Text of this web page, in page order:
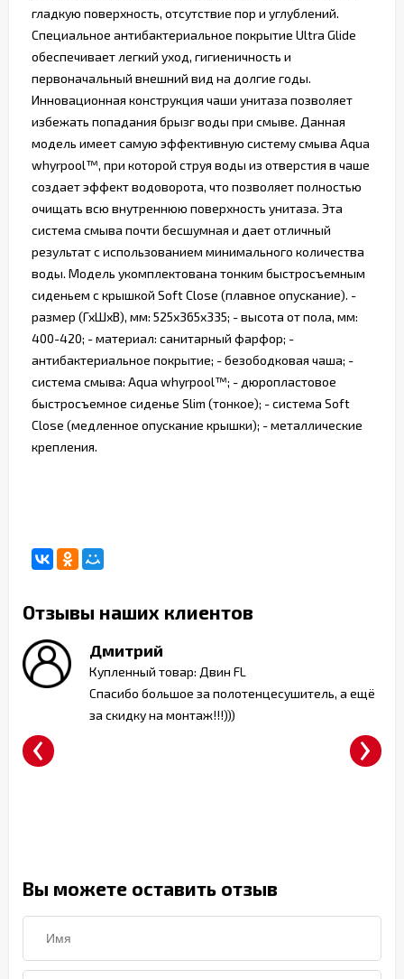
гладкую поверхность, отсутствие пор и углублений.
Специальное антибактериальное покрытие Ultra Glide
обеспечивает легкий уход, гигиеничность и
первоначальный внешний вид на долгие годы.
Инновационная конструкция чаши унитаза позволяет
избежать попадания брызг воды при смыве. Данная
модель имеет самую эффективную систему смыва Aqua
whyrpool™, при которой струя воды из отверстия в чаше
создает эффект водоворота, что позволяет полностью
очищать всю внутреннюю поверхность унитаза. Эта
система смыва почти бесшумная и дает отличный
результат с использованием минимального количества
воды. Модель укомплектована тонким быстросъемным
сиденьем с крышкой Soft Close (плавное опускание). -
размер (ГхШхВ), мм: 525х365х335; - высота от пола, мм:
400-420; - материал: санитарный фарфор; -
антибактериальное покрытие; - безободковая чаша; -
система смыва: Aqua whyrpool™; - дюропластовое
быстросъемное сиденье Slim (тонкое); - система Soft
Close (медленное опускание крышки); - металлические
крепления.
Отзывы наших клиентов
Дмитрий
Купленный товар: Двин FL
Спасибо большое за полотенцесушитель, а ещё
за скидку на монтаж!!!)))
‹ ›
Вы можете оставить отзыв